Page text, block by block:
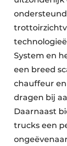
System en
een breed
chauffeur
dragen bij
Daarnaast
trucks een